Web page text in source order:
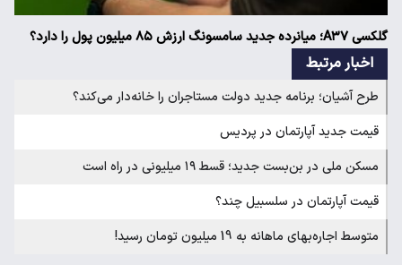
گلکسی A۳۷؛ میانرده جدید سامسونگ ارزش ۸۵ میلیون پول را دارد؟
اخبار مرتبط
طرح آشیان؛ برنامه جدید دولت مستاجران را خانه‌دار می‌کند؟
قیمت جدید آپارتمان در پردیس
مسکن ملی در بن‌بست جدید؛ قسط ۱۹ میلیونی در راه است
قیمت آپارتمان در سلسبیل چند؟
متوسط اجاره‌بهای ماهانه به 19 میلیون تومان رسید!